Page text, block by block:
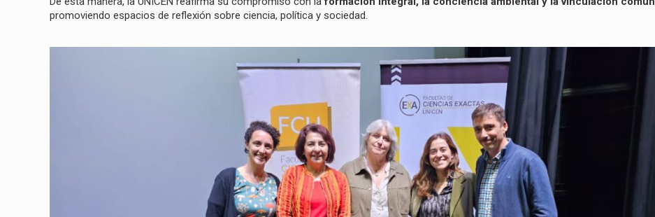
promoviendo espacios de reflexión sobre ciencia, política y sociedad.